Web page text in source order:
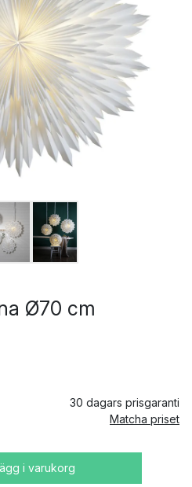
Ø70 cm
30 dagars prisgaranti
Matcha priset
i varukorg